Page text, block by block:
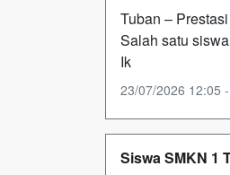
Tuban –
Salah satu
Ik
23/07/2026 12:05
Siswa SMKN 1